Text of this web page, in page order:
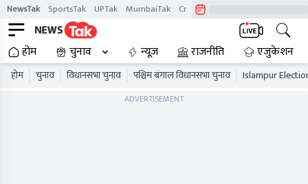
NewsTak SportsTak UPTak MumbaiTak CrimeTak
होम चुनाव न्यूज़ राजनीति एजुकेशन
होम चुनाव विधानसभा चुनाव पश्चिम बंगाल विधानसभा चुनाव Islampur
ADVERTISEMENT